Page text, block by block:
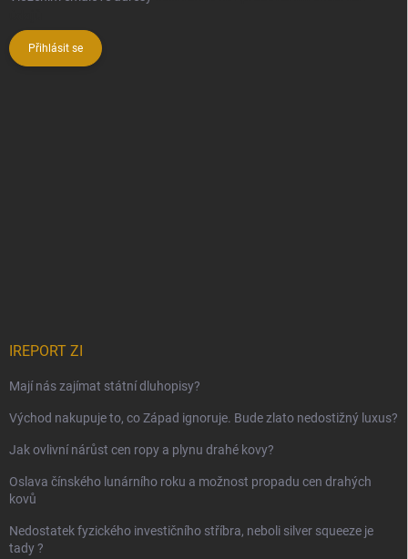
Přihlásit se
IREPORT ZI
Mají nás zajímat státní dluhopisy?
Východ nakupuje to, co Západ ignoruje. Bude zlato nedostižný luxus?
Jak ovlivní nárůst cen ropy a plynu drahé kovy?
Oslava čínského lunárního roku a možnost propadu cen drahých
kovů
Nedostatek fyzického investičního stříbra, neboli silver squeeze je
tady ?